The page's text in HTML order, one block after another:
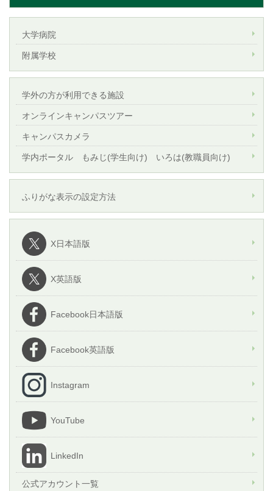
大学病院
附属学校
学外の方が利用できる施設
オンラインキャンパスツアー
キャンパスカメラ
学内ポータル もみじ(学生向け) いろは(教職員向け)
ふりがな表示の設定方法
X日本語版
X英語版
Facebook日本語版
Facebook英語版
Instagram
YouTube
LinkedIn
公式アカウント一覧